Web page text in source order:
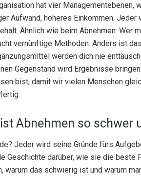
hat vier
Aufwand, höheres Einkommen.
Ähnlich wie beim Abnehmen:
vernünftige Methoden. Anders ist
werden dich nie
Gegenstand wird Ergebnisse
bist, damit wir vielen Menschen
Abnehmen so schwer
Jeder wird seine Gründe fürs
Geschichte darüber, wie sie die beste
warum das schwierig ist und warum